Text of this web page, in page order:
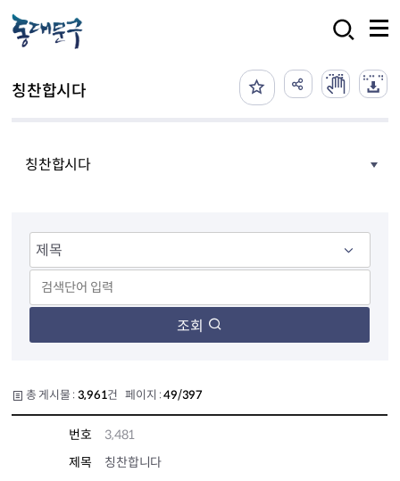
칭찬합시다
칭찬합시다
조회
총 게시물 : 3,961건 페이지 :49/397
번호
3,481
제목
칭찬합니다